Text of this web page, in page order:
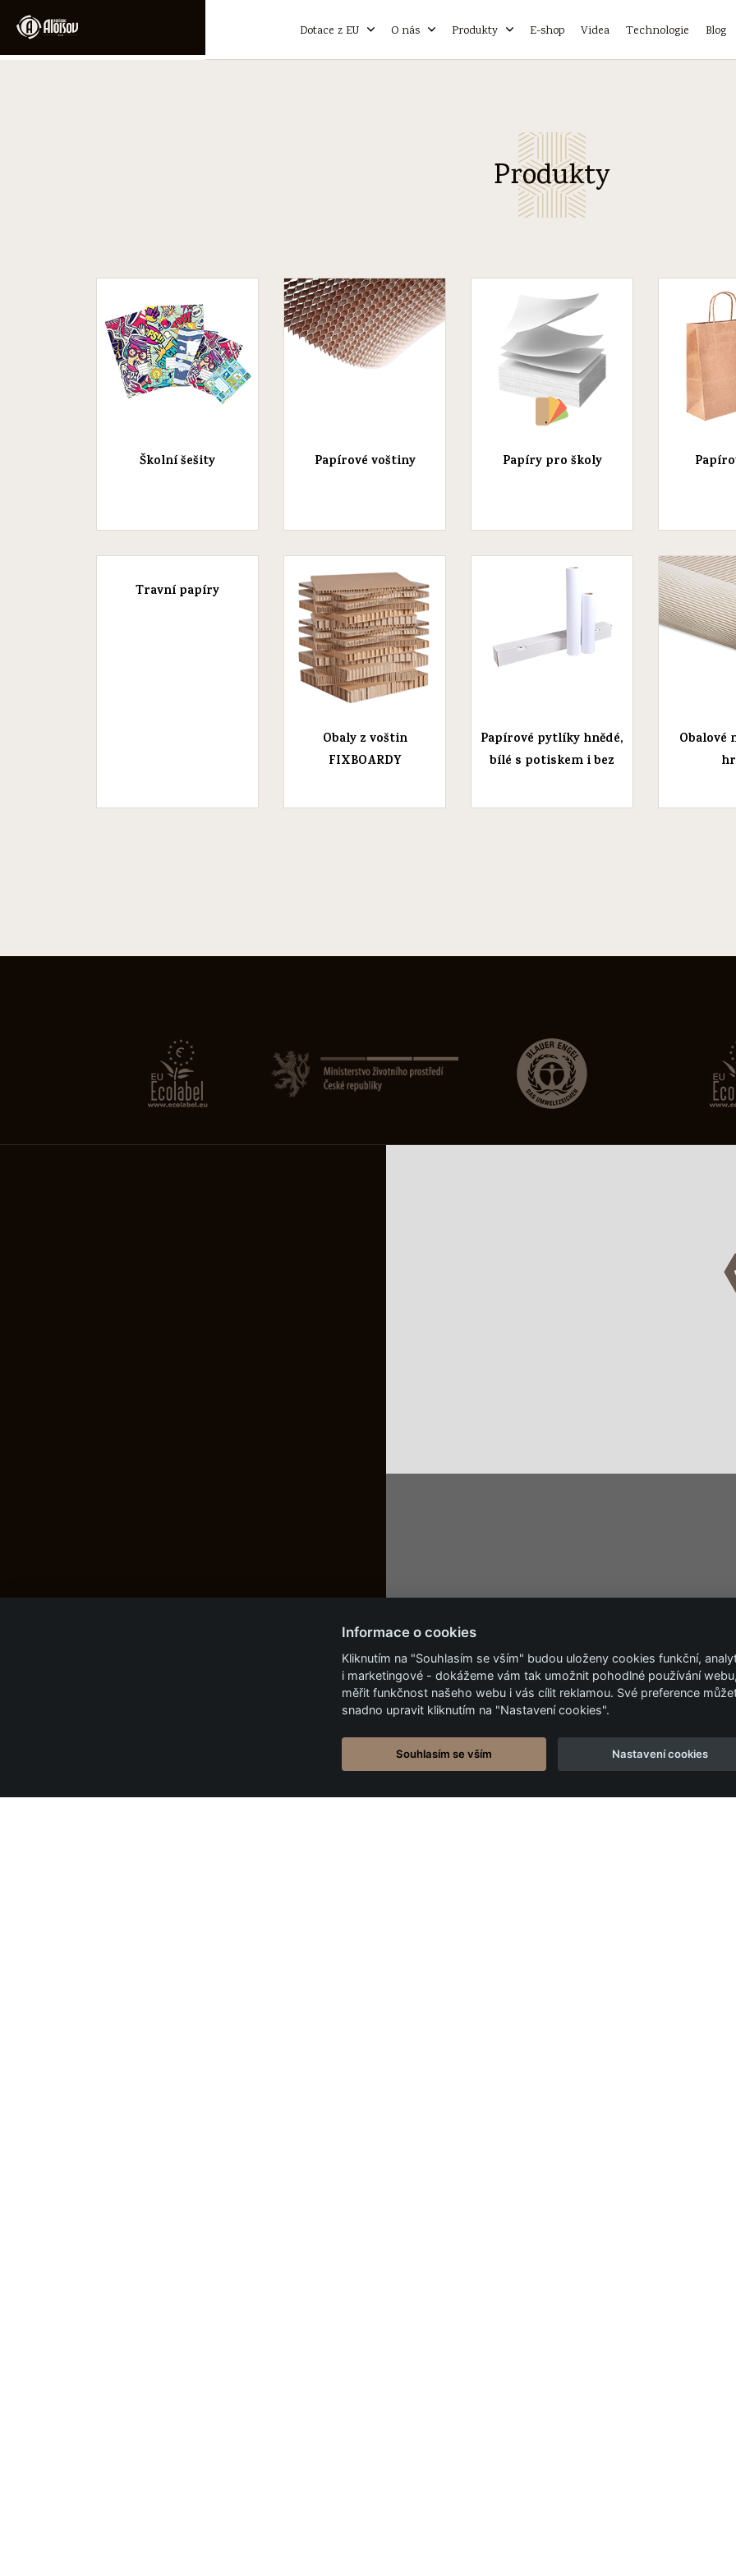
Dotace z EU O nás Produkty E-shop Videa Technologie Blog
Produkty
Školní šešity Papírové voštiny Papíry pro školy
Travní papíry
Obaly z voštin
FIXBOARDY
Papírové pytlíky hnědé,
bílé s potiskem i bez
Obalové
a.s.
Informace o cookies
Kliknutím na "Souhlasím se vším" budou uloženy cookies funkční,
i marketingové - dokážeme vám tak umožnit pohodlné používání webu,
měřit funkčnost našeho webu i vás cílit reklamou. Své preference
snadno upravit kliknutím na "Nastavení cookies".
Souhlasím se vším Nastavení cookies